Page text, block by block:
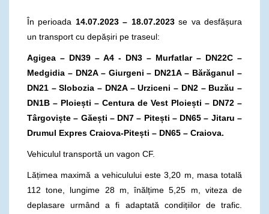
În perioada 14.07.2023 – 18.07.2023se va desfășura
un transport cu depășiri pe traseul:
Agigea – DN39 – A4 - DN3 – Murfatlar – DN22C –
Medgidia – DN2A – Giurgeni – DN21A – Bărăganul –
DN21 – Slobozia – DN2A – Urziceni – DN2 – Buzău –
DN1B – Ploiești – Centura de Vest Ploiești – DN72 –
Târgoviște – Găești – DN7 – Pitești – DN65 – Jitaru –
Drumul Expres Craiova-Pitești – DN65 – Craiova.
Vehiculul transportă un vagon CF.
Lățimea maximă a vehiculului este 3,20 m, masa totală
112 tone, lungime 28 m, înălțime 5,25 m, viteza de
deplasare urmând a fi adaptată condițiilor de trafic.